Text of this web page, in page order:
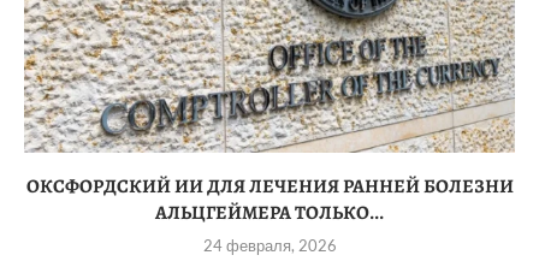
ОКСФОРДСКИЙ ИИ ДЛЯ ЛЕЧЕНИЯ РАННЕЙ БОЛЕЗНИ
АЛЬЦГЕЙМЕРА ТОЛЬКО...
24 февраля, 2026